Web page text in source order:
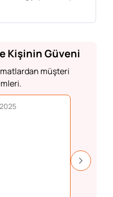
Kişinin Güveni
müşteri